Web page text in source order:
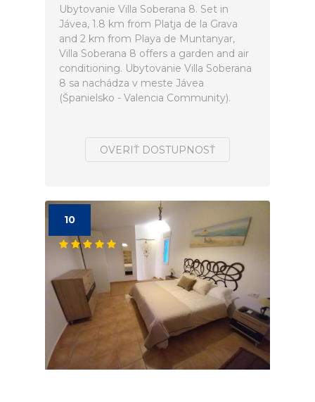
Ubytovanie Villa Soberana 8. Set in
Jávea, 1.8 km from Platja de la Grava
and 2 km from Playa de Muntanyar,
Villa Soberana 8 offers a garden and air
conditioning. Ubytovanie Villa Soberana
8 sa nachádza v meste Jávea
(Španielsko - Valencia Community).
OVERIŤ DOSTUPNOSŤ
10